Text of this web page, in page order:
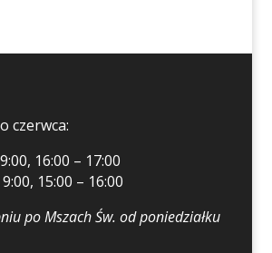
czerwca:
16:00 – 17:00
15:00 – 16:00
po Mszach Św. od poniedziałku